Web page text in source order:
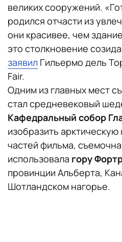
великих сооружений.
родился отчасти из
они красивее, чем
это столкновение
заявил Гильермо дель
Fair.
Одним из главных мест
стал средневековый
Кафедральный собор
изобразить
частей фильма,
использовала гору
провинции Альберта,
Шотландском нагорье.